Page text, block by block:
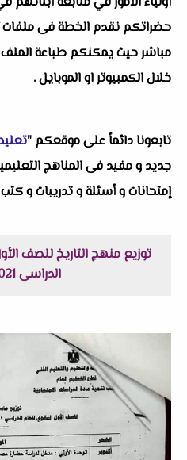
مباشر حيث يمكنكم طباعة
خلال الكمبيوتر او الموبايل .
تابعونا دائماً على موقعكم "
جديد و مفيد فى المناهج
إمتحانات و أسئلة و تدريبات و كتب
توزيع منهج التاريخ للصف
الدراسى 2021 2022